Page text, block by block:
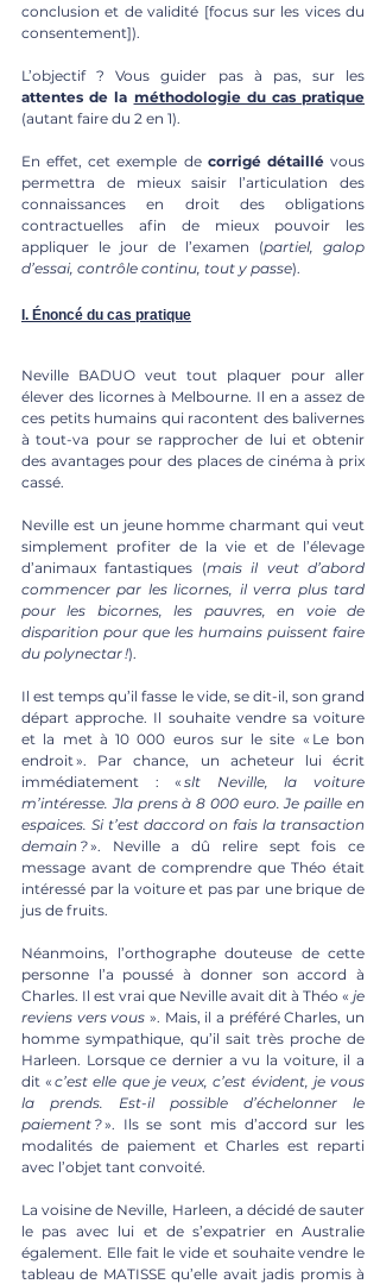
conclusion et de validité [focus sur les vices du
consentement]).
attentes de la méthodologie du cas pratique
(autant faire du 2 en 1).
En effet, cet exemple de corrigé détaillé vous
permettra de mieux saisir l’articulation des
connaissances en droit des obligations
contractuelles afin de mieux pouvoir les
appliquer le jour de l’examen (partiel, galop
d’essai, contrôle continu, tout y passe).
I. Énoncé du cas pratique
Neville BADUO veut tout plaquer pour aller
élever des licornes à Melbourne. Il en a assez de
ces petits humains qui racontent des balivernes
à tout-va pour se rapprocher de lui et obtenir
des avantages pour des places de cinéma à prix
cassé.
Neville est un jeune homme charmant qui veut
simplement profiter de la vie et de l’élevage
d’animaux fantastiques (mais il veut d’abord
commencer par les licornes, il verra plus tard
pour les bicornes, les pauvres, en voie de
disparition pour que les humains puissent faire
du polynectar !).
Il est temps qu’il fasse le vide, se dit-il, son grand
départ approche. Il souhaite vendre sa voiture
et la met à 10 000 euros sur le site « Le bon
endroit ». Par chance, un acheteur lui écrit
immédiatement : « slt Neville, la voiture
m’intéresse. Jla prens à 8 000 euro. Je paille en
espaices. Si t’est daccord on fais la transaction
demain ? ». Neville a dû relire sept fois ce
message avant de comprendre que Théo était
intéressé par la voiture et pas par une brique de
jus de fruits.
Néanmoins, l’orthographe douteuse de cette
personne l’a poussé à donner son accord à
Charles. Il est vrai que Neville avait dit à Théo « je
reviens vers vous ». Mais, il a préféré Charles, un
homme sympathique, qu’il sait très proche de
Harleen. Lorsque ce dernier a vu la voiture, il a
dit « c’est elle que je veux, c’est évident, je vous
la prends. Est-il possible d’échelonner le
paiement ? ». Ils se sont mis d’accord sur les
modalités de paiement et Charles est reparti
avec l’objet tant convoité.
La voisine de Neville, Harleen, a décidé de sauter
le pas avec lui et de s’expatrier en Australie
également. Elle fait le vide et souhaite vendre le
tableau de MATISSE qu’elle avait jadis promis à